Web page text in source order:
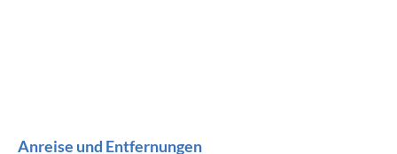
Anreise und Entfernungen